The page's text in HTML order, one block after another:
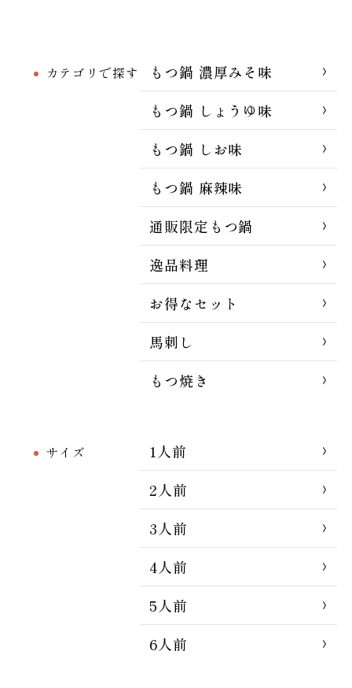
カテゴリで探す
もつ鍋 濃厚みそ味
もつ鍋 しょうゆ味
もつ鍋 しお味
もつ鍋 麻辣味
通販限定もつ鍋
逸品料理
お得なセット
馬刺し
もつ焼き
サイズ
1人前
2人前
3人前
4人前
5人前
6人前